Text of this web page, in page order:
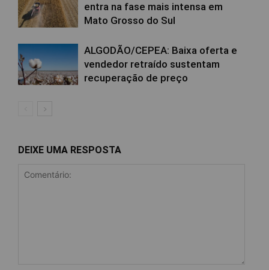
entra na fase mais intensa em
Mato Grosso do Sul
ALGODÃO/CEPEA: Baixa oferta e
vendedor retraído sustentam
recuperação de preço
DEIXE UMA RESPOSTA